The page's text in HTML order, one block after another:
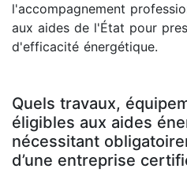
l'accompagnement
aux aides de l'État pour
d'efficacité énergétique.
Quels travaux,
éligibles aux aides
nécessitant
d’une entreprise